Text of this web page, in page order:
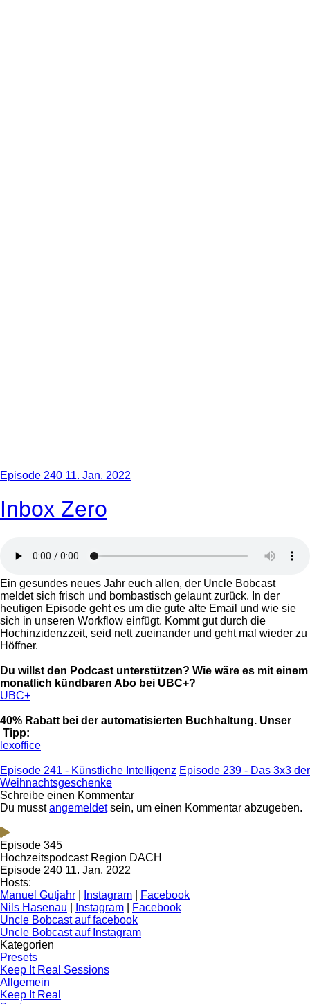
Episode 240 11. Jan. 2022
Inbox Zero
Ein gesundes neues Jahr euch allen, der Uncle Bobcast
meldet sich frisch und bombastisch gelaunt zurück. In der
heutigen Episode geht es um die gute alte Email und wie sie
sich in unseren Workflow einfügt. Kommt gut durch die
Hochinzidenzzeit, seid nett zueinander und geht mal wieder zu
Höffner.
Du willst den Podcast unterstützen? Wie wäre es mit einem
monatlich kündbaren Abo bei UBC+?
UBC+
40% Rabatt bei der automatisierten Buchhaltung. Unser
Tipp:
lexoffice
Episode 241 - Künstliche Intelligenz Episode 239 - Das 3x3 der
Weihnachtsgeschenke
Schreibe einen Kommentar
Du musstangemeldetsein, um einen Kommentar abzugeben.
Episode 345
Hochzeitspodcast Region DACH
Episode 240 11. Jan. 2022
Hosts:
Manuel Gutjahr
Instagram
Facebook
Nils Hasenau
Instagram
Facebook
Uncle Bobcast auf facebook
Uncle Bobcast auf Instagram
Kategorien
Presets
Keep It Real Sessions
Allgemein
Keep It Real